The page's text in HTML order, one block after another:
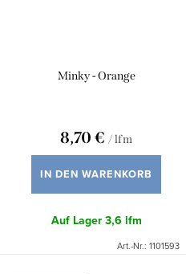
Minky - Orange
8,70 € / lfm
IN DEN WARENKORB
Auf Lager3,6 lfm
Art.-Nr.: 1101593